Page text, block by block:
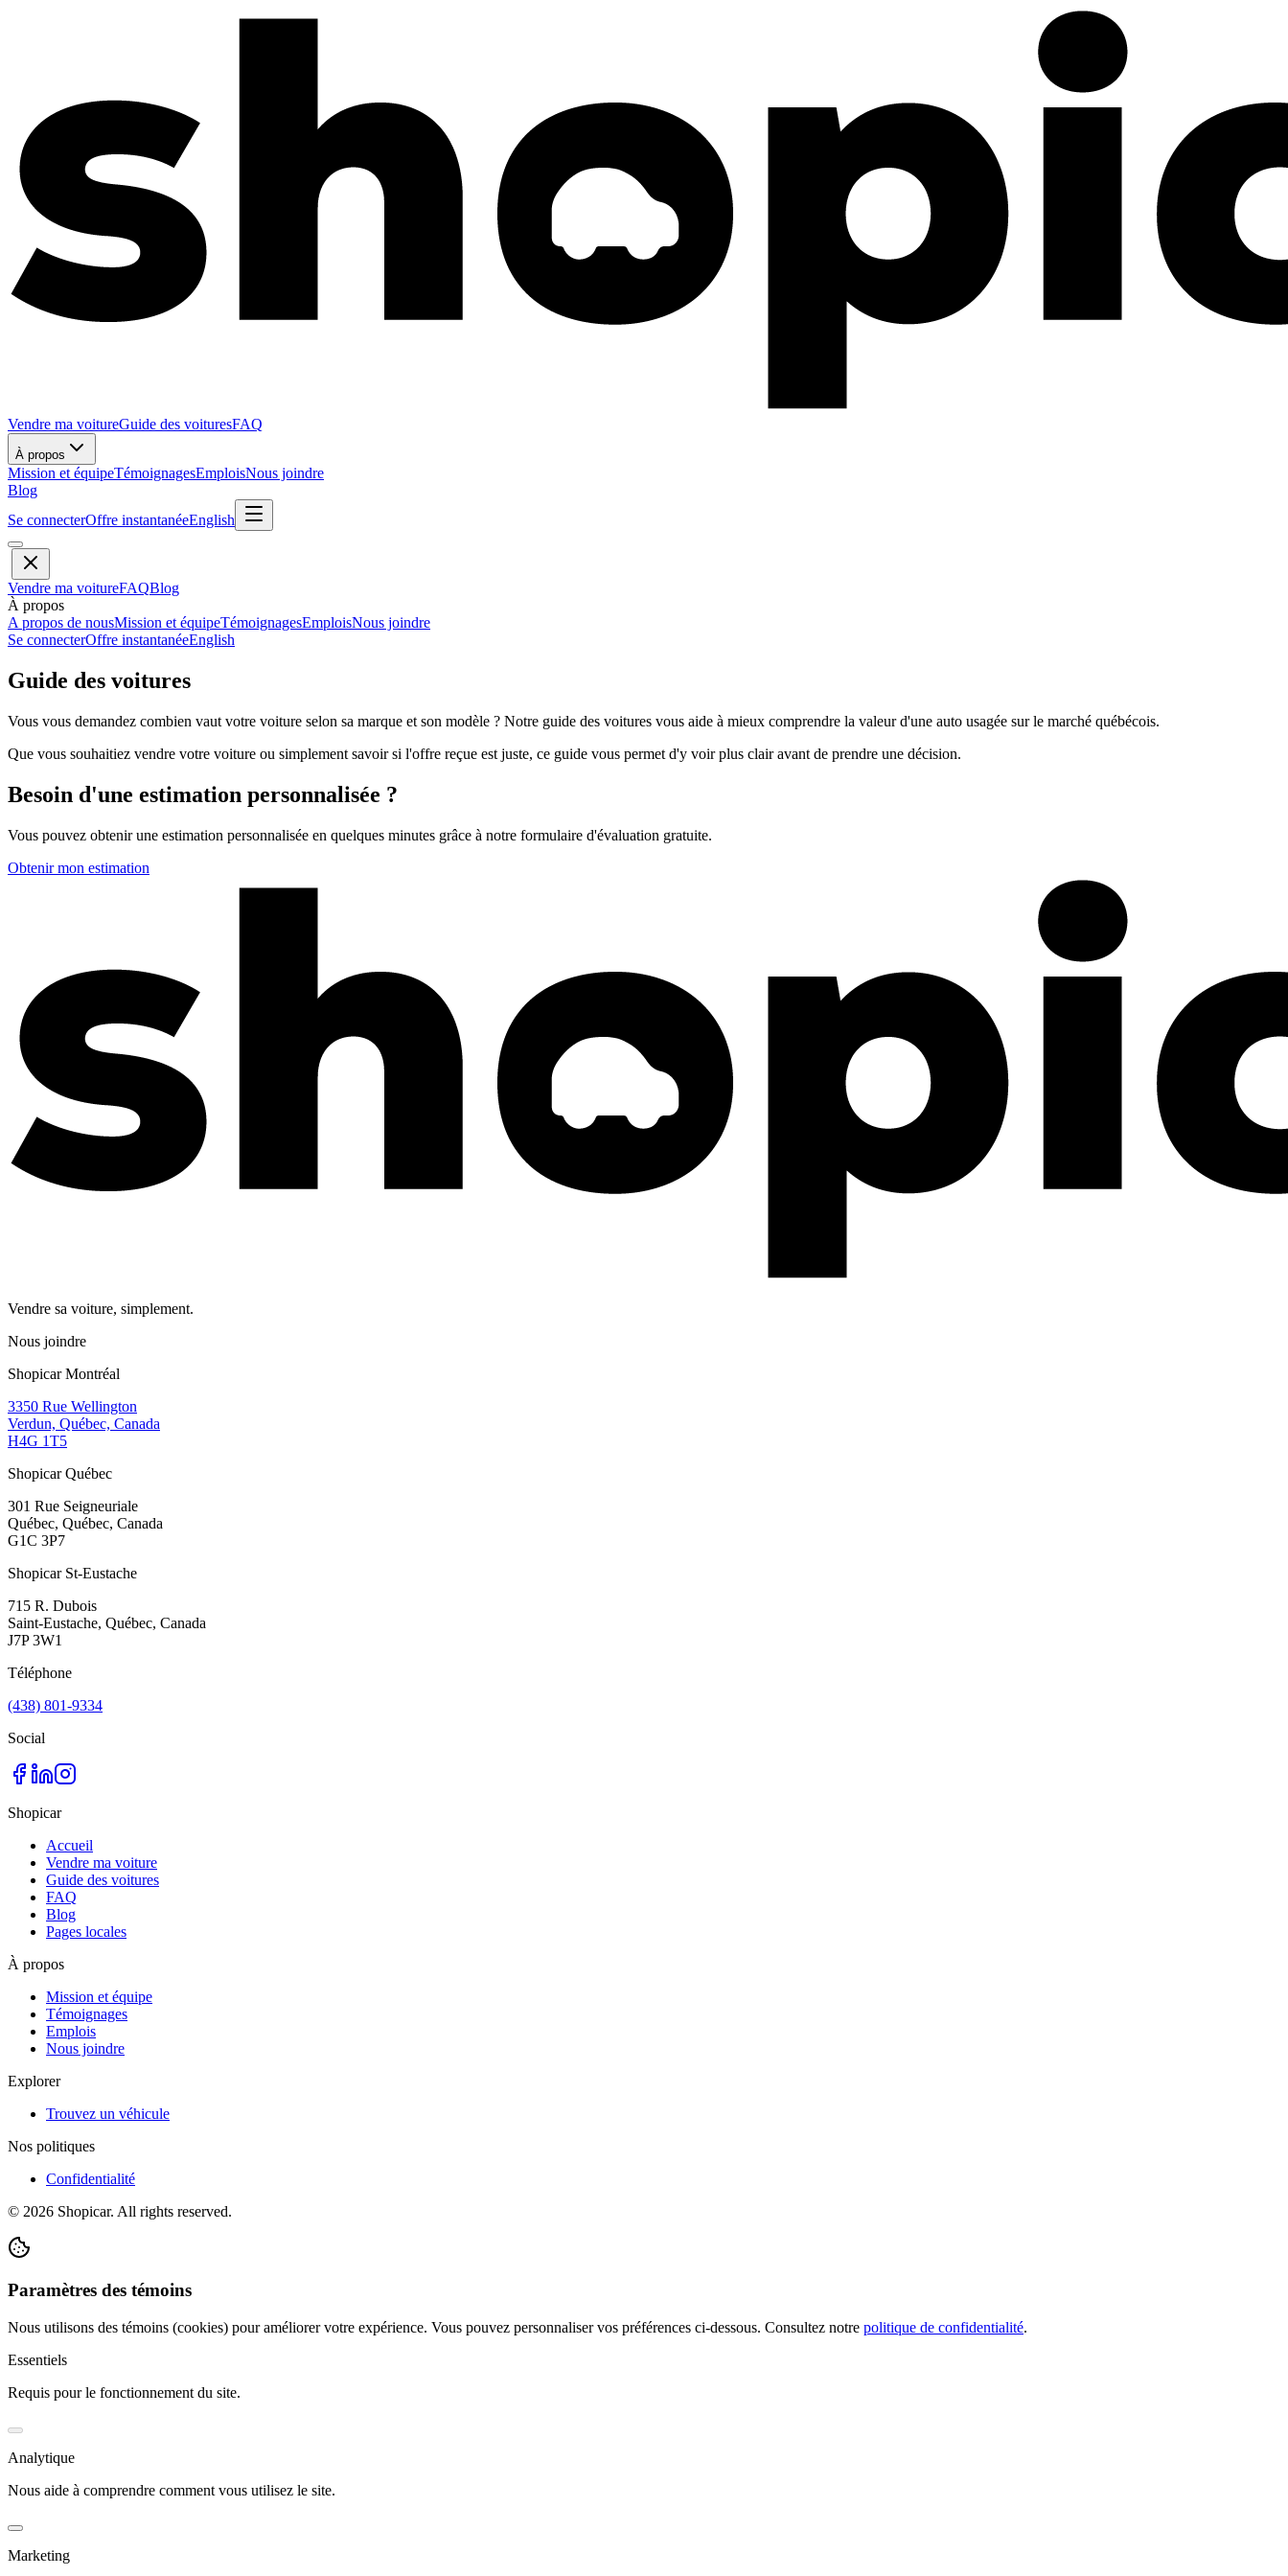
Vendre ma voitureGuide des voituresFAQ
À propos
Mission et équipeTémoignagesEmploisNous joindre
Blog
Se connecterOffre instantanéeEnglish
Vendre ma voitureFAQBlog
À propos
A propos de nousMission et équipeTémoignagesEmploisNous joindre
Se connecterOffre instantanéeEnglish
Guide des voitures
Vous vous demandez combien vaut votre voiture selon sa marque et son modèle ? Notre guide des voitures vous aide à mieux comprendre la valeur d'une auto usagée sur le marché québécois.
Que vous souhaitiez vendre votre voiture ou simplement savoir si l'offre reçue est juste, ce guide vous permet d'y voir plus clair avant de prendre une décision.
Besoin d'une estimation personnalisée ?
Vous pouvez obtenir une estimation personnalisée en quelques minutes grâce à notre formulaire d'évaluation gratuite.
Obtenir mon estimation
Vendre sa voiture, simplement.
Nous joindre
Shopicar Montréal
3350 Rue Wellington
Verdun, Québec, Canada
H4G 1T5
Shopicar Québec
301 Rue Seigneuriale
Québec, Québec, Canada
G1C 3P7
Shopicar St-Eustache
715 R. Dubois
Saint-Eustache, Québec, Canada
J7P 3W1
Téléphone
(438) 801-9334
Social
Shopicar
Accueil
Vendre ma voiture
Guide des voitures
FAQ
Blog
Pages locales
À propos
Mission et équipe
Témoignages
Emplois
Nous joindre
Explorer
Trouvez un véhicule
Nos politiques
Confidentialité
© 2026 Shopicar. All rights reserved.
Paramètres des témoins
Nous utilisons des témoins (cookies) pour améliorer votre expérience. Vous pouvez personnaliser vos préférences ci-dessous. Consultez notre politique de confidentialité.
Essentiels
Requis pour le fonctionnement du site.
Analytique
Nous aide à comprendre comment vous utilisez le site.
Marketing